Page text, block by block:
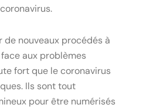
nouveaux procédés à
aux problèmes
fort que le coronavirus
Ils sont tout
pour être numérisés